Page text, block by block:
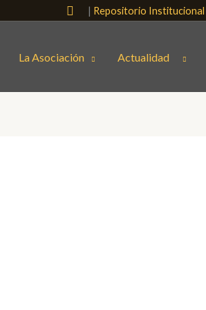
Buscar
| Repositorio Institucional
La Asociación Actualidad